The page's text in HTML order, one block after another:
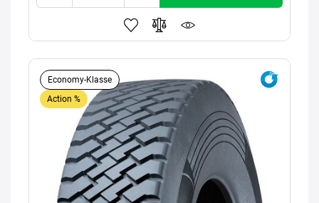
Economy-Klasse
Action %